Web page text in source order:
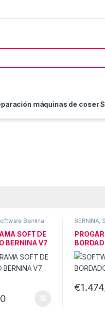
máquinas de coser
Bernina
SOFT DE
BERNINA V7
BERNINA,
€